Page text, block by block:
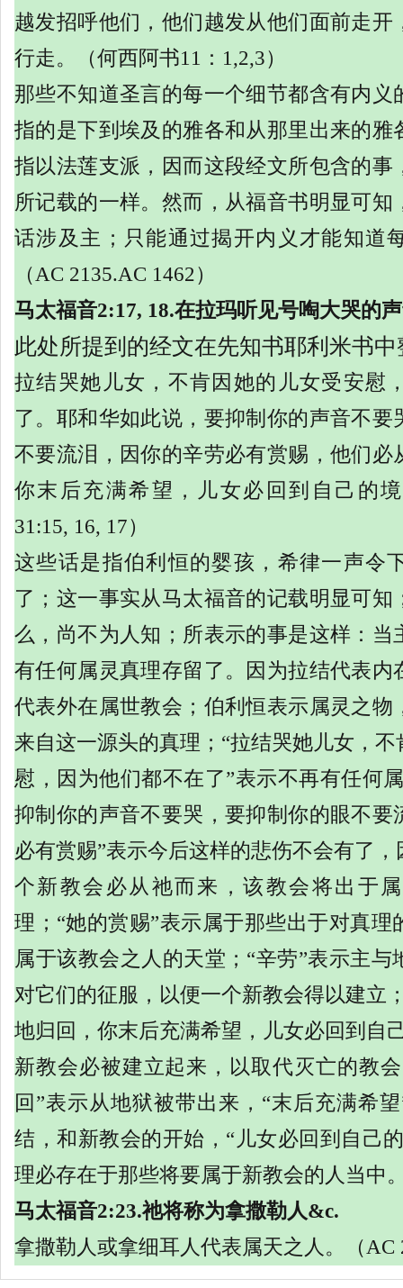
越发招呼他们，他们越发从他们面前走开
行走。（何西阿书11：1,2,3）
那些不知道圣言的每一个细节都含有内义
指的是下到埃及的雅各和从那里出来的雅
指以法莲支派，因而这段经文所包含的事
所记载的一样。然而，从福音书明显可知
话涉及主；只能通过揭开内义才能知道
（AC 2135.AC 1462）
马太福音2:17, 18.在拉玛听见号啕大哭的
此处所提到的经文在先知书耶利米书
拉结哭她儿女，不肯因她的儿女受安慰
了。耶和华如此说，要抑制你的声音不要
不要流泪，因你的辛劳必有赏赐，他们必
你末后充满希望，儿女必回到自己的
31:15, 16, 17）
这些话是指伯利恒的婴孩，希律一声令
了；这一事实从马太福音的记载明显可知
么，尚不为人知；所表示的事是这样：当
有任何属灵真理存留了。因为拉结代表内
代表外在属世教会；伯利恒表示属灵之物
来自这一源头的真理； “拉结哭她儿女，
慰，因为他们都不在了”表示不再有任何
抑制你的声音不要哭，要抑制你的眼不要
必有赏赐”表示今后这样的悲伤不会有了
个新教会必从祂而来，该教会将出于
理；“她的赏赐”表示属于那些出于对真理
属于该教会之人的天堂；“辛劳”表示主与
对它们的征服，以便一个新教会得以建立
地归回，你末后充满希望，儿女必回到自
新教会必被建立起来，以取代灭亡的教
回”表示从地狱被带出来，“末后充满希
结，和新教会的开始，“儿女必回到自己
理必存在于那些将要属于新教会的人当中
马太福音2:23.祂将称为拿撒勒人&c.
拿撒勒人或拿细耳人代表属天之人。（AC